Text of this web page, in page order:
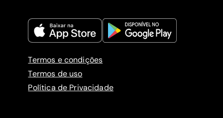
Termos e condições
Termos de uso
Política de Privacidade